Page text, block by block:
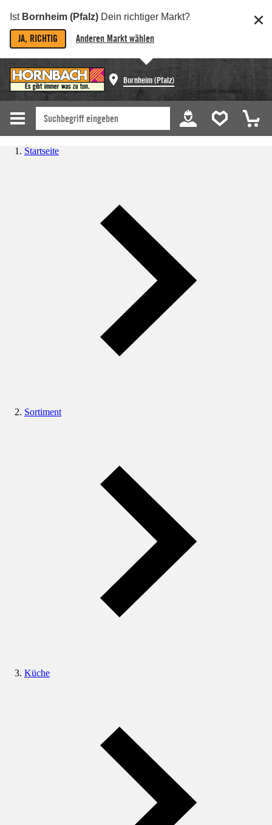
Ist Bornheim (Pfalz) Dein richtiger Markt?
JA, RICHTIG Anderen Markt wählen
Bornheim (Pfalz)
Startseite
Sortiment
Küche